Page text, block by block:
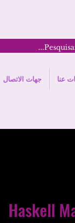
جهات الاتصال عنا
Haskell